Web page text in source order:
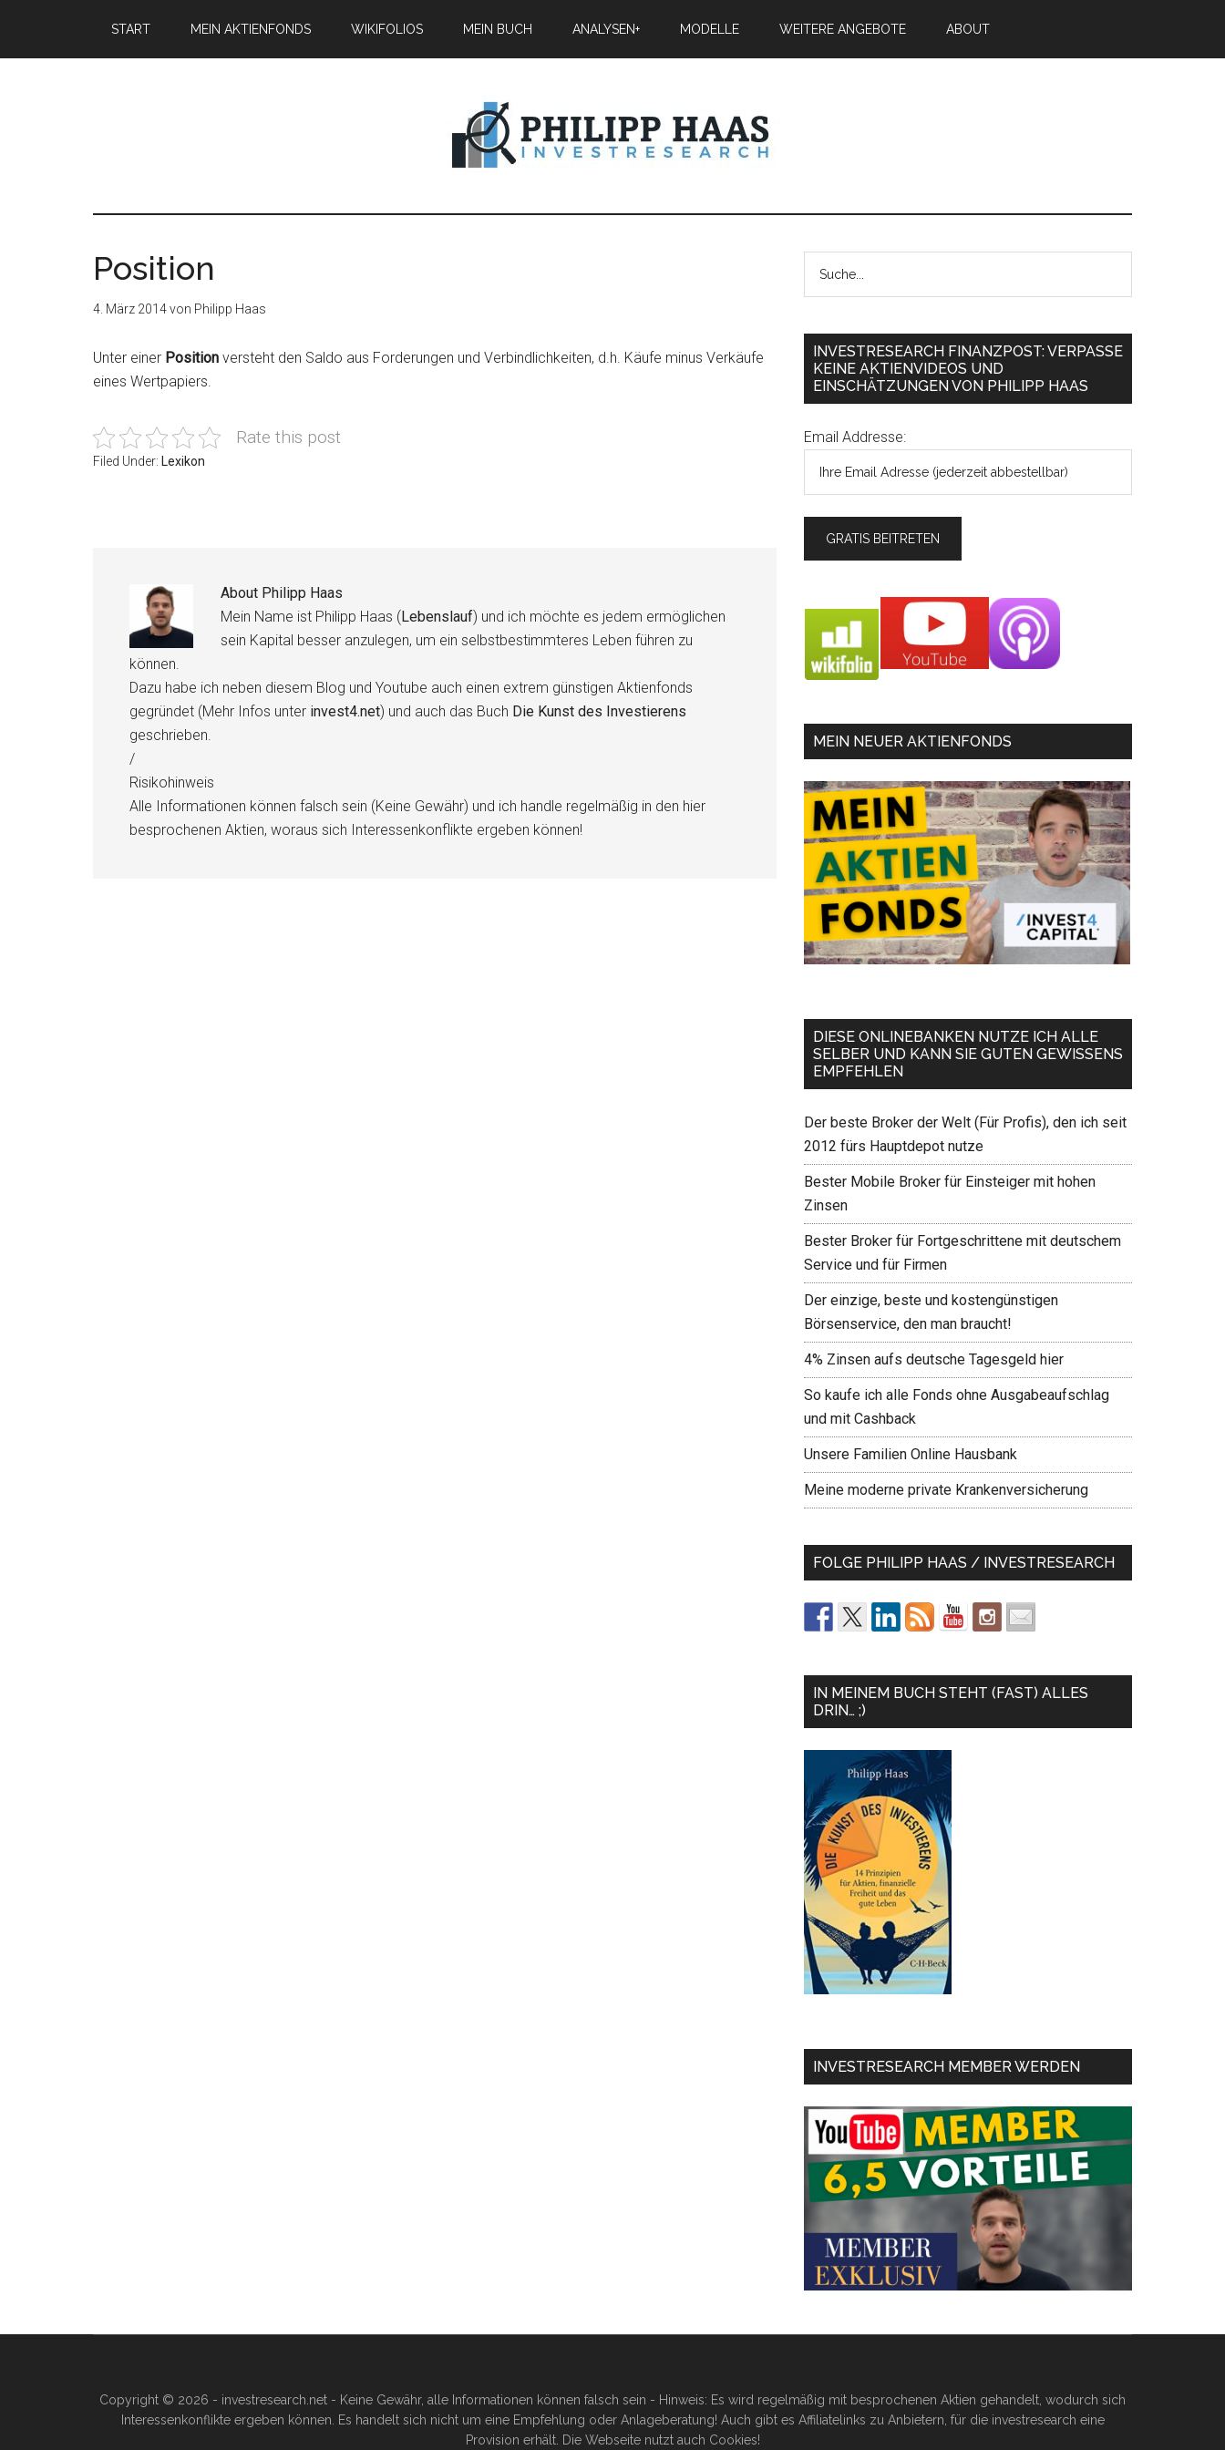
START MEIN AKTIENFONDS WIKIFOLIOS MEIN BUCH ANALYSEN+ MODELLE WEITERE ANGEBOTE ABOUT
Position
4. März 2014von Philipp Haas
Unter einer Position versteht den Saldo aus Forderungen und Verbindlichkeiten, d.h. Käufe minus Verkäufe
eines Wertpapiers.
Rate this post
Filed Under: Lexikon
About Philipp Haas
Mein Name ist Philipp Haas (Lebenslauf) und ich möchte es jedem ermöglichen
sein Kapital besser anzulegen, um ein selbstbestimmteres Leben führen zu
können.
Dazu habe ich neben diesem Blog und Youtube auch einen extrem günstigen Aktienfonds
gegründet (Mehr Infos unter invest4.net) und auch das Buch Die Kunst des Investierens
geschrieben.
/
Risikohinweis
Alle Informationen können falsch sein (Keine Gewähr) und ich handle regelmäßig in den hier
besprochenen Aktien, woraus sich Interessenkonflikte ergeben können!
INVESTRESEARCH FINANZPOST: VERPASSE
KEINE AKTIENVIDEOS UND
EINSCHÄTZUNGEN VON PHILIPP HAAS
Email Addresse:
MEIN NEUER AKTIENFONDS
DIESE ONLINEBANKEN NUTZE ICH ALLE
SELBER UND KANN SIE GUTEN GEWISSENS
EMPFEHLEN
Der beste Broker der Welt (Für Profis), den ich seit
2012 fürs Hauptdepot nutze
Bester Mobile Broker für Einsteiger mit hohen
Zinsen
Bester Broker für Fortgeschrittene mit deutschem
Service und für Firmen
Der einzige, beste und kostengünstigen
Börsenservice, den man braucht!
4% Zinsen aufs deutsche Tagesgeld hier
So kaufe ich alle Fonds ohne Ausgabeaufschlag
und mit Cashback
Unsere Familien Online Hausbank
Meine moderne private Krankenversicherung
FOLGE PHILIPP HAAS / INVESTRESEARCH
IN MEINEM BUCH STEHT (FAST) ALLES
DRIN… ;)
INVESTRESEARCH MEMBER WERDEN
Copyright © 2026 - investresearch.net - Keine Gewähr, alle Informationen können falsch sein - Hinweis: Es wird regelmäßig mit besprochenen Aktien gehandelt, wodurch sich
Interessenkonflikte ergeben können. Es handelt sich nicht um eine Empfehlung oder Anlageberatung! Auch gibt es Affiliatelinks zu Anbietern, für die investresearch eine
Provision erhält. Die Webseite nutzt auch Cookies!